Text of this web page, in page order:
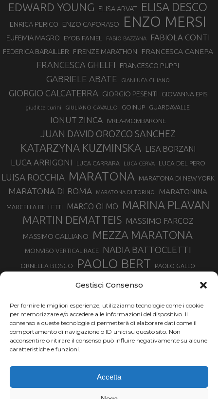
Gestisci Consenso
Per fornire le migliori esperienze, utilizziamo tecnologie come i cookie
per memorizzare e/o accedere alle informazioni del dispositivo. Il
consenso a queste tecnologie ci permetterà di elaborare dati come il
comportamento di navigazione o ID unici su questo sito. Non
acconsentire o ritirare il consenso può influire negativamente su alcune
caratteristiche e funzioni.
Accetta
EDWARD YOUNG ELISA ARVAT ELISA DESCO
ENRICA PERICO ENZO CAPORASO ENZO MERSI
EUFEMIA MAGRO EYOB FANIEL FABIO BAZZANA FABIOLA CONTI
FEDERICA BARAILLER FIRENZE MARATHON FRANCESCA CANEPA
FRANCESCA GHELFI FRANCESCO PUPPI
GABRIELE ABATE GIANLUCA GHIANO
GIORGIO CALCATERRA GIORGIO PESENTI GIOVANNA EPIS
giuditta turini GIULIANO CAVALLO GOINUP GUARDAVALLE
IONUT ZINCA IVREA-MOMBARONE
JUAN DAVID OROZCO SANCHEZ
KATARZYNA KUZMINSKA LISA BORZANI
LUCA ARRIGONI LUCA CARRARA LUCA CERVA LUCA DEL PERO
LUISA ROCCHIA MARATONA MARATONA DI NEW YORK
MARATONA DI ROMA MARATONA DI TORINO MARATONINA
MARCELLA BELLETTI MARCO OLMO MARINA PLAVAN
MARTIN DEMATTEIS MASSIMO FARCOZ
MASSIMO GALLIANO MEZZA MARATONA
MONVISO VERTICAL RACE NADIA BATTOCLETTI
ORNELLA BOSCO PAOLO BERT PAOLO GALLO
SILVIA SERAFINI SONIA GLAREY TAVAGNASCO TOR DES GEANTS
TOUR MONVISO TRAIL TRAIL MONTE CASTO TROFEO KIMA
TURIN MARATHON URBAN ZEMMER VAL DI FASSA RUNNING
VALENTINA BELOTTI
VENICE MARATHON
XAVIER CHEVRIER